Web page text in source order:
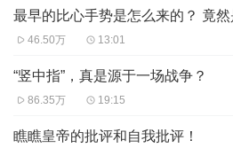
最早的比心手势是怎么来的？ 竟
46.50万 13:01
“竖中指”，真是源于一场战争？
86.35万 19:15
瞧瞧皇帝的批评和自我批评！